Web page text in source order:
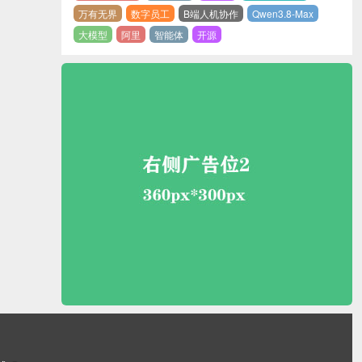
万有无界 数字员工 B端人机协作
Qwen3.8-Max
大模型
阿里 智能体 开源